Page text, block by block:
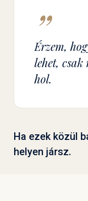
”
Érzem,
lehet,
hol.
Ha ezek közül
helyen jársz.